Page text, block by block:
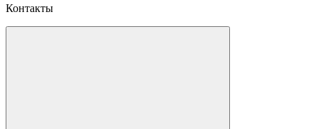
Контакты